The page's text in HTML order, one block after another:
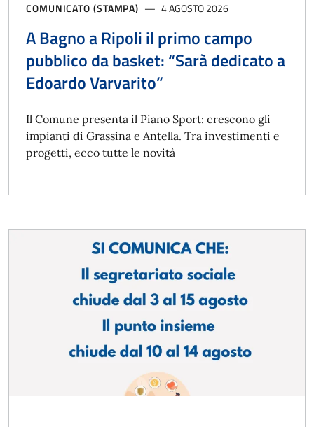
COMUNICATO (STAMPA) 4 AGOSTO 2026
A Bagno a Ripoli il primo campo
pubblico da basket: “Sarà dedicato a
Edoardo Varvarito”
Il Comune presenta il Piano Sport: crescono gli
impianti di Grassina e Antella. Tra investimenti e
progetti, ecco tutte le novità